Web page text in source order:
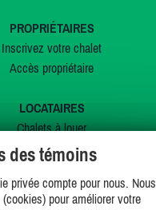
PROPRIÉTAIRES
Inscrivez votre chalet
Accès propriétaire
LOCATAIRES
Chalets à louer
Chalets à vendre
Offres spéciales
des témoins
privée compte pour nous. Nous
pour améliorer votre